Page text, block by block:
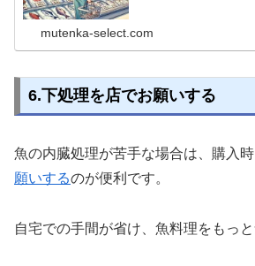
mutenka-select.com
6.下処理を店でお願いする
魚の内臓処理が苦手な場合は、購入時
願いするのが便利です。
自宅での手間が省け、魚料理をもっ